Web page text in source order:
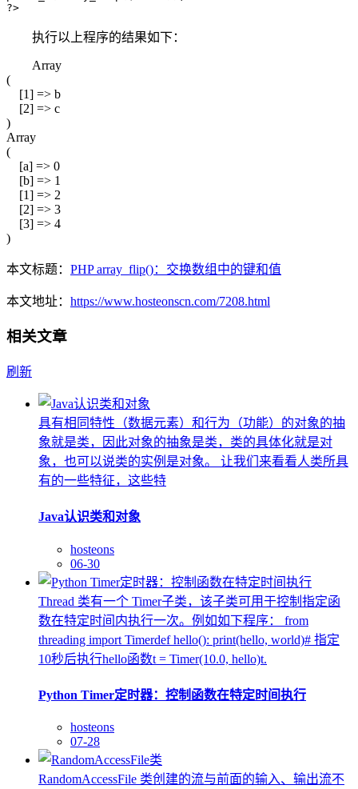
?>
执行以上程序的结果如下：
Array
(
[1] => b
[2] => c
)
Array
(
[a] => 0
[b] => 1
[1] => 2
[2] => 3
[3] => 4
)
本文标题： PHP array_flip()：交换数组中的键和值
本文地址： https://www.hosteonscn.com/7208.html
相关文章
刷新
具有相同特性（数据元素）和行为（功能）的对象的抽
象就是类，因此对象的抽象是类，类的具体化就是对
象，也可以说类的实例是对象。 让我们来看看人类所具
有的一些特征，这些特
Java认识类和对象
hosteons
06-30
Thread 类有一个 Timer子类，该子类可用于控制指定函
数在特定时间内执行一次。例如如下程序： from
threading import Timerdef hello(): print(hello, world)# 指定
10秒后执行hello函数t = Timer(10.0, hello)t.
Python Timer定时器：控制函数在特定时间执行
hosteons
07-28
RandomAccessFile 类创建的流与前面的输入、输出流不